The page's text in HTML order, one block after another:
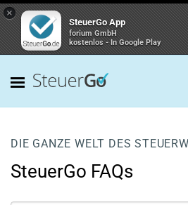
×
SteuerGo App
forium GmbH
kostenlos - In Google Play
DIE GANZE WELT DES
SteuerGo FAQs